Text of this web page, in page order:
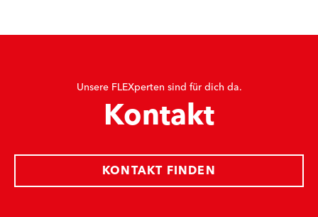
Unsere FLEXperten sind für dich da.
Kontakt
KONTAKT FINDEN